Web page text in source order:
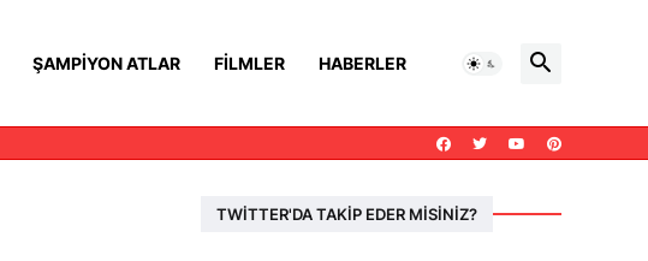
ŞAMPIYON ATLAR FILMLER HABERLER
TWİTTER'DA TAKİP EDER MİSİNİZ?